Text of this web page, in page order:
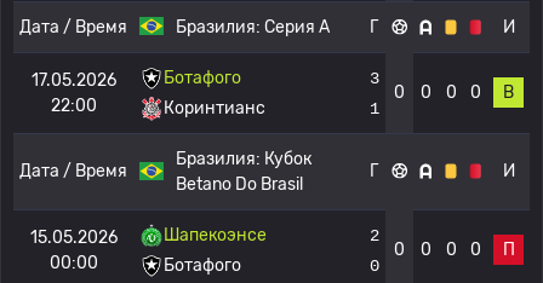
Дата / Время Бразилия: Серия А Г И
17.05.2026
22:00
Ботафого
Коринтианс
3
1
0 0 0 0 В
Дата / Время
Бразилия: Кубок
Betano Do Brasil
Г И
15.05.2026
00:00
Шапекоэнсе
Ботафого
2
0
0 0 0 0 П